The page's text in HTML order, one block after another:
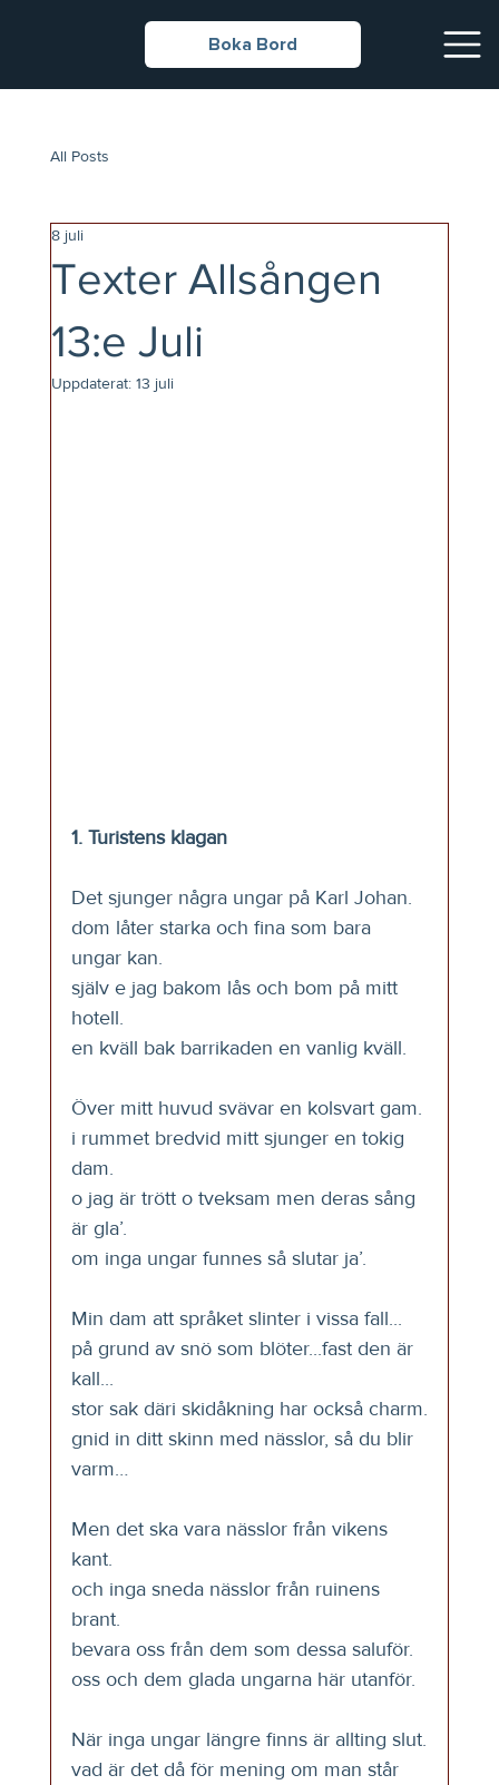
Boka Bord
All Posts
Texter Allsången
13:e Juli
8 juli
Uppdaterat: 13 juli
1. Turistens klagan
Det sjunger några ungar på Karl Johan.
dom låter starka och fina som bara
ungar kan.
själv e jag bakom lås och bom på mitt
hotell.
en kväll bak barrikaden en vanlig kväll.
Över mitt huvud svävar en kolsvart gam.
i rummet bredvid mitt sjunger en tokig
dam.
o jag är trött o tveksam men deras sång
är gla’.
om inga ungar funnes så slutar ja’.
Min dam att språket slinter i vissa fall...
på grund av snö som blöter...fast den är
kall...
stor sak däri skidåkning har också charm.
gnid in ditt skinn med nässlor, så du blir
varm…
Men det ska vara nässlor från vikens
kant.
och inga sneda nässlor från ruinens
brant.
bevara oss från dem som dessa saluför.
oss och dem glada ungarna här utanför.
När inga ungar längre finns är allting slut.
vad är det då för mening om man står